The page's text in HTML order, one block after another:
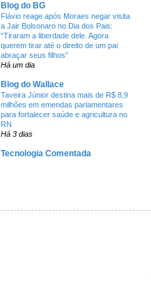
Blog do BG
Flávio reage após Moraes negar visita
a Jair Bolsonaro no Dia dos Pais:
“Tiraram a liberdade dele. Agora
querem tirar até o direito de um pai
abraçar seus filhos”
Há um dia
Blog do Wallace
Taveira Júnior destina mais de R$ 8,9
milhões em emendas parlamentares
para fortalecer saúde e agricultura no
RN
Há 3 dias
Tecnologia Comentada